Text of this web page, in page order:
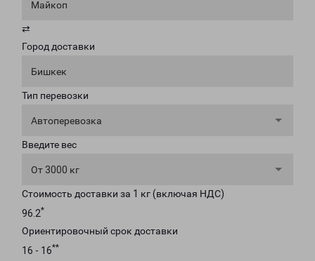
Майкоп
⇄
Город доставки
Бишкек
Тип перевозки
Автоперевозка
Введите вес
От 3000 кг
Стоимость доставки за 1 кг (включая НДС)
96.2*
Ориентировочный срок доставки
16 - 16**